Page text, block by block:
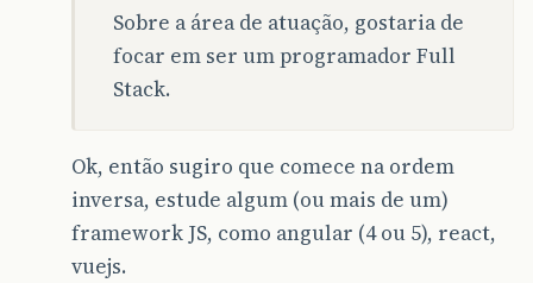
Sobre a área de atuação, gostaria de
focar em ser um programador Full
Stack.
Ok, então sugiro que comece na ordem
inversa, estude algum (ou mais de um)
framework JS, como angular (4 ou 5), react,
vuejs.